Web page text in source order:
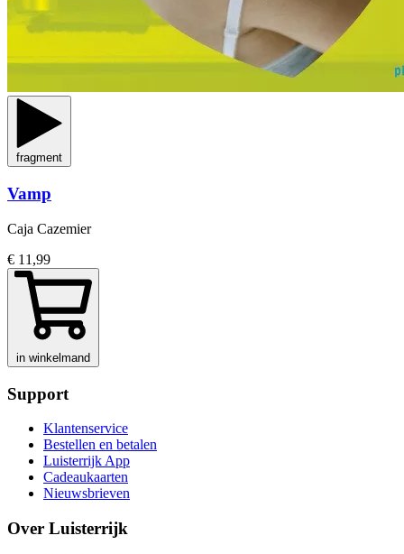
fragment
Vamp
Caja Cazemier
€ 11,99
in winkelmand
Support
Klantenservice
Bestellen en betalen
Luisterrijk App
Cadeaukaarten
Nieuwsbrieven
Over Luisterrijk